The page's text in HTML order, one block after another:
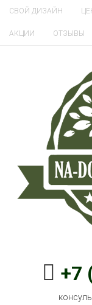
СВОЙ ДИЗАЙН
АКЦИИ ОТЗЫВЫ
+7